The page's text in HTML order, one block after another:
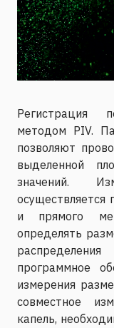
Регистрация
методом PIV.
позволяют
выделенной
значений.
и прямого
определять
программное
измерения
совместное
капель,